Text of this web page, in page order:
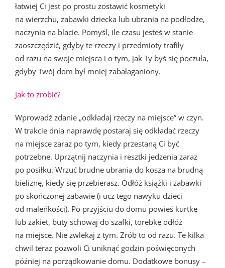
łatwiej Ci jest po prostu zostawić kosmetyki
na wierzchu, zabawki dziecka lub ubrania na podłodze,
naczynia na blacie. Pomyśl, ile czasu jesteś w stanie
zaoszczędzić, gdyby te rzeczy i przedmioty trafiły
od razu na swoje miejsca i o tym, jak Ty byś się poczuła,
gdyby Twój dom był mniej zabałaganiony.
Jak to zrobić?
Wprowadź zdanie „odkładaj rzeczy na miejsce” w czyn.
W trakcie dnia naprawdę postaraj się odkładać rzeczy
na miejsce zaraz po tym, kiedy przestaną Ci być
potrzebne. Uprzątnij naczynia i resztki jedzenia zaraz
po posiłku. Wrzuć brudne ubrania do kosza na brudną
bieliznę, kiedy się przebierasz. Odłóż książki i zabawki
po skończonej zabawie (i ucz tego nawyku dzieci
od maleńkości). Po przyjściu do domu powieś kurtkę
lub żakiet, buty schowaj do szafki, torebkę odłóż
na miejsce. Nie zwlekaj z tym. Zrób to od razu. Te kilka
chwil teraz pozwoli Ci uniknąć godzin poświęconych
później na porządkowanie domu. Dodatkowe bonusy –